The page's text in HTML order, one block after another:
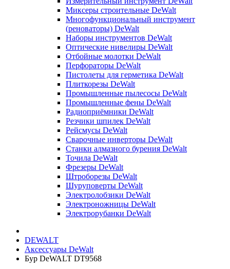
Миксеры строительные DeWalt
Многофункциональный инструмент
(реноваторы) DeWalt
Наборы инструментов DeWalt
Оптические нивелиры DeWalt
Отбойные молотки DeWalt
Перфораторы DeWalt
Пистолеты для герметика DeWalt
Плиткорезы DeWalt
Промышленные пылесосы DeWalt
Промышленные фены DeWalt
Радиоприёмники DeWalt
Резчики шпилек DeWalt
Рейсмусы DeWalt
Сварочные инверторы DeWalt
Станки алмазного бурения DeWalt
Точила DeWalt
Фрезеры DeWalt
Штроборезы DeWalt
Шуруповерты DeWalt
Электролобзики DeWalt
Электроножницы DeWalt
Электрорубанки DeWalt
DEWALT
Аксессуары DeWalt
Бур DeWALT DT9568